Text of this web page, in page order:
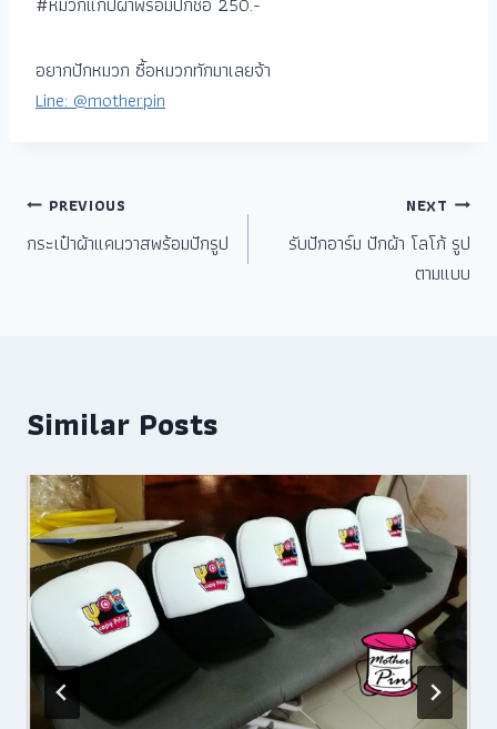
อยากปักหมวก ซื้อหมวกทักมาเลยจ้า
Line: @motherpin
PREVIOUS
กระเป๋าผ้าแคนวาสพร้อมปักรูป
NEXT
รับปักอาร์ม ปักผ้า โลโก้ รูป
ตามแบบ
Similar Posts